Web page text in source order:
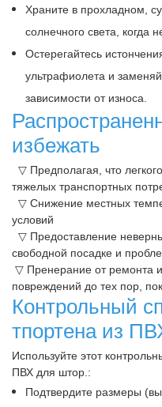
Храните в прохладном,
солнечного света, когда
Остерегайтесь
ультрафиолета и
зависимости от износа.
избежать
▽ Предполагая, что
тяжелых транспортных
▽ Снижение местных
условий
▽ Предоставление
свободной посадке и
▽ Пренерание от ремонта и
повреждений до тех пор,
Контрольный
тпортена из
Используйте этот
ПВХ для штор.:
Подтвердите размеры